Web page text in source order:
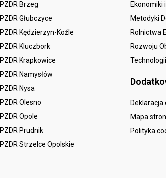
PZDR Brzeg
PZDR Głubczyce
PZDR Kędzierzyn-Koźle
PZDR Kluczbork
PZDR Krapkowice
PZDR Namysłów
PZDR Nysa
PZDR Olesno
PZDR Opole
PZDR Prudnik
PZDR Strzelce Opolskie
Ekonomiki
Metodyki
Rolnictwa
Rozwoju
Deklaracja
Mapa
Polityka